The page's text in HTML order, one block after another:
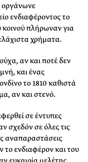
οργάνωνε
ενδιαφέροντος το
πλήρωναν για
χρήματα.
αν και ποτέ δεν
και ένας
το 1810 καθιστά
αν και στενό.
σε έντυπες
σχεδόν σε όλες τις
αναπαραστάσεις
ενδιαφέρον και του